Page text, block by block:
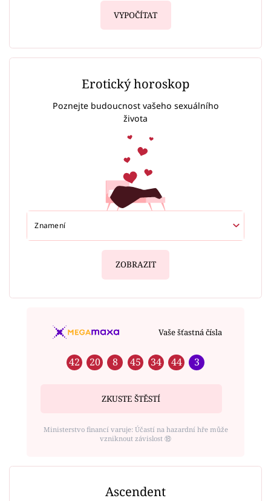
VYPOČÍTAT
Erotický horoskop
Poznejte budoucnost vašeho sexuálního
života
ZOBRAZIT
Vaše šťastná čísla
42 20 8 45 34 44 3
ZKUSTE ŠTĚSTÍ
Ministerstvo financí varuje: Účastí na hazardní hře může
vzniknout závislost ⑱
Ascendent